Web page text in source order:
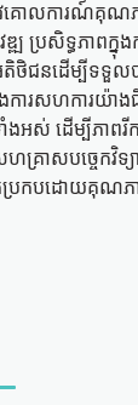
គោលការណ៍គុណភ
ឌ្ឍ ប្រសិទ្ធភាពក្នុ
ថិជនដើម្បីទទួល
ការសហការយ៉ា
ងអស់ ដើម្បីភាព
គ្រាសបច្ចេកវិ
រកបដោយគុណភា